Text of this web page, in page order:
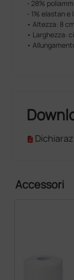
- 28%
- 1% elastan e
• Altezza: 8 cm
• Larghezza:
•
Accessori